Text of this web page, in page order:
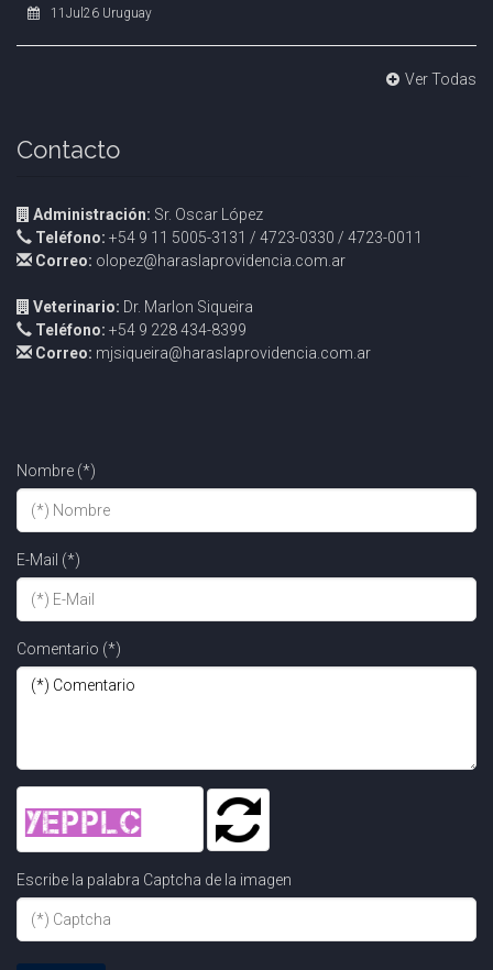
11Jul26 Uruguay
Ver Todas
Contacto
Administración: Sr. Oscar López
Teléfono: +54 9 11 5005-3131 / 4723-0330 / 4723-0011
Correo: olopez@haraslaprovidencia.com.ar
Veterinario: Dr. Marlon Siqueira
Teléfono: +54 9 228 434-8399
Correo: mjsiqueira@haraslaprovidencia.com.ar
Nombre (*)
E-Mail (*)
Comentario (*)
Escribe la palabra Captcha de la imagen